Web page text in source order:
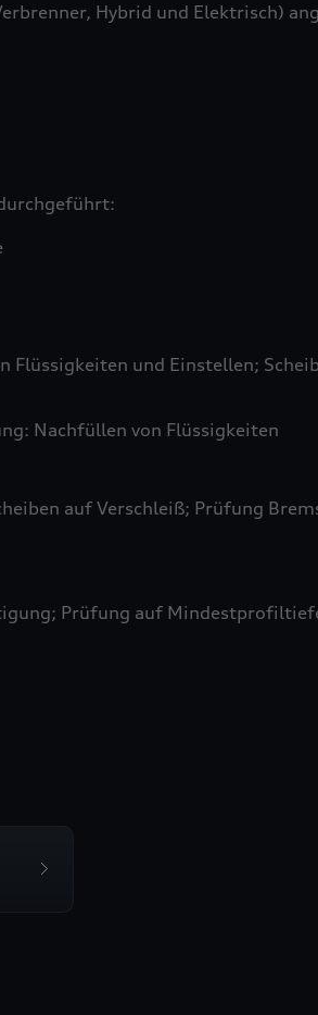
Hybrid und Elektrisch)
Flüssigkeiten und Einstellen;
Nachfüllen von Flüssigkeiten
auf Verschleiß; Prüfung
Prüfung auf